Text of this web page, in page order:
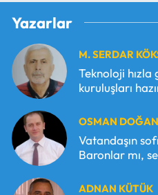
Yazarlar
M. SERDAR
Teknoloji
kuruluşları
OSMAN DOĞAN
Vatandaşın
Baronlar mı,
ADNAN KÜTÜK